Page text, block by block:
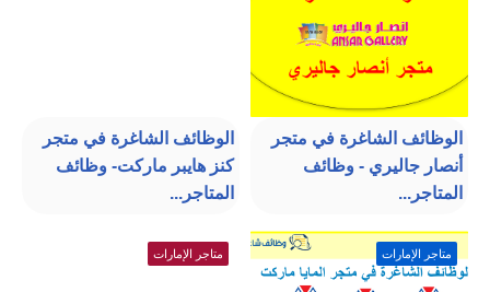
الوظائف الشاغرة في متجر
أنصار جاليري - وظائف
المتاجر...
الوظائف الشاغرة في متجر
كنز هايبر ماركت- وظائف
المتاجر...
متاجر الإمارات متاجر الإمارات